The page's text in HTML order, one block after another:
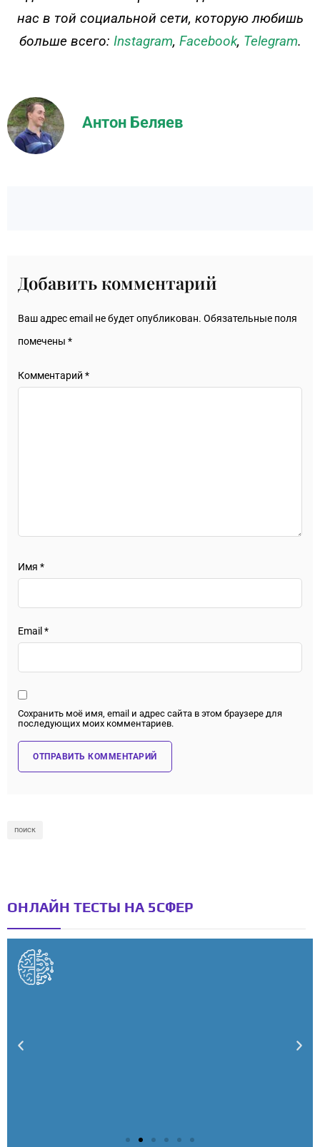
нас в той социальной сети, которую любишь
больше всего: Instagram, Facebook, Telegram.
Антон Беляев
Добавить комментарий
Ваш адрес email не будет опубликован. Обязательные поля
помечены *
Комментарий *
Имя *
Email *
Сохранить моё имя, email и адрес сайта в этом браузере для
последующих моих комментариев.
поиск
ОНЛАЙН ТЕСТЫ НА 5СФЕР